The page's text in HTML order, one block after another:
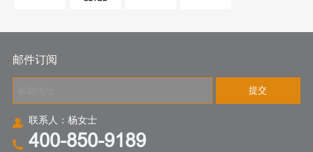
邮件订阅
提交
联系人：杨女士
400-850-9189